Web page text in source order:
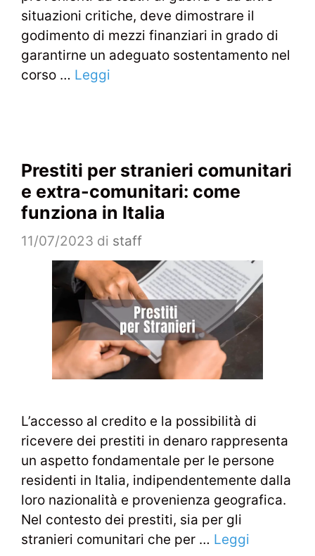
situazioni critiche, deve dimostrare il
godimento di mezzi finanziari in grado di
garantirne un adeguato sostentamento nel
corso … Leggi
Prestiti per stranieri comunitari
e extra-comunitari: come
funziona in Italia
11/07/2023 di staff
L’accesso al credito e la possibilità di
ricevere dei prestiti in denaro rappresenta
un aspetto fondamentale per le persone
residenti in Italia, indipendentemente dalla
loro nazionalità e provenienza geografica.
Nel contesto dei prestiti, sia per gli
stranieri comunitari che per … Leggi